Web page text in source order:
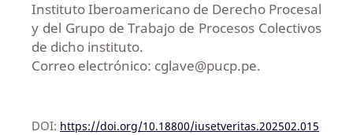
Instituto Iberoamericano de Derecho Procesal
y del Grupo de Trabajo de Procesos Colectivos
de dicho instituto.
Correo electrónico: cglave@pucp.pe.
DOI: https://doi.org/10.18800/iusetveritas.202502.015